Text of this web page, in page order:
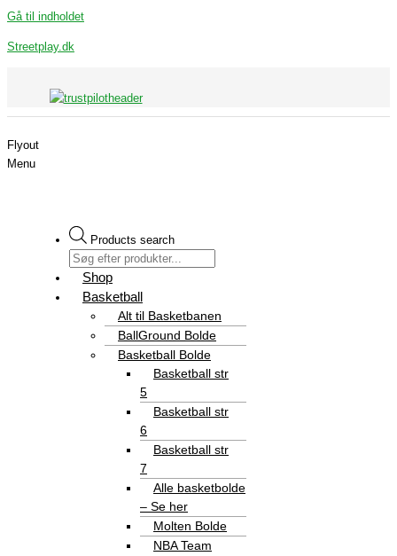
Gå til indholdet
Streetplay.dk
Flyout
Menu
Products search
Shop
Basketball
Alt til Basketbanen
BallGround Bolde
Basketball Bolde
Basketball str
5
Basketball str
6
Basketball str
7
Alle basketbolde
– Se her
Molten Bolde
NBA Team